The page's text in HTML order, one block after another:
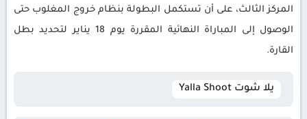
المركز الثالث، على أن تستكمل البطولة بنظام خروج المغلوب حتى
الوصول إلى المباراة النهائية المقررة يوم 18 يناير لتحديد بطل
القارة.
يلا شوت Yalla Shoot